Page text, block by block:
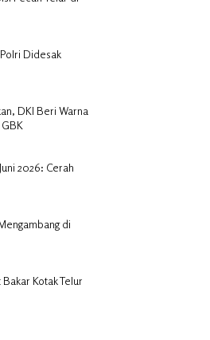
Didesak
DKI Beri Warna
2026: Cerah
di
Kotak Telur